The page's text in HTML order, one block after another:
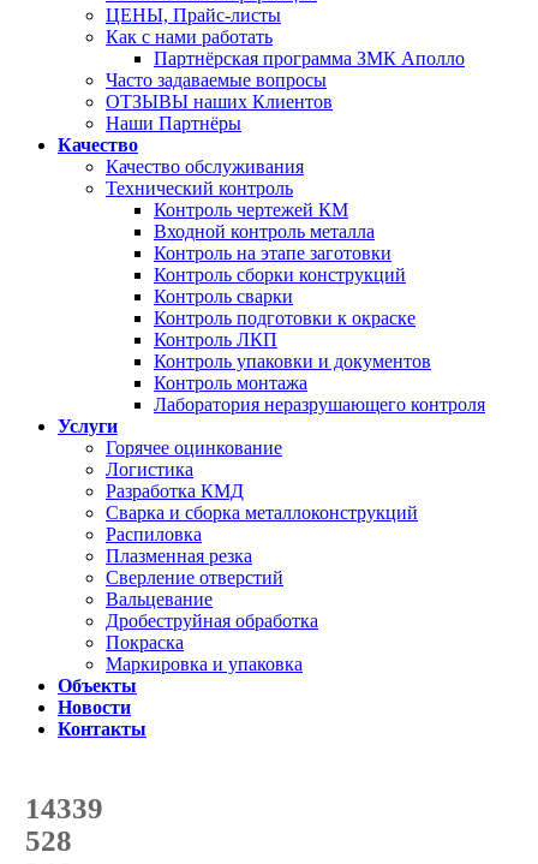
ЦЕНЫ, Прайс-листы
Как с нами работать
Партнёрская программа ЗМК Аполло
Часто задаваемые вопросы
ОТЗЫВЫ наших Клиентов
Наши Партнёры
Качество
Качество обслуживания
Технический контроль
Контроль чертежей КМ
Входной контроль металла
Контроль на этапе заготовки
Контроль сборки конструкций
Контроль сварки
Контроль подготовки к окраске
Контроль ЛКП
Контроль упаковки и документов
Контроль монтажа
Лаборатория неразрушающего контроля
Услуги
Горячее оцинкование
Логистика
Разработка КМД
Сварка и сборка металлоконструкций
Распиловка
Плазменная резка
Сверление отверстий
Вальцевание
Дробеструйная обработка
Покраска
Маркировка и упаковка
Объекты
Новости
Контакты
14339
с начала года
528
с начала месяца